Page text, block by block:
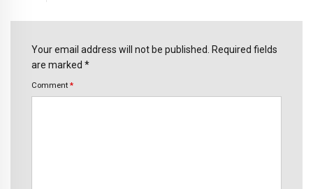
Your email address will not be published. Required fields
are marked *
Comment *